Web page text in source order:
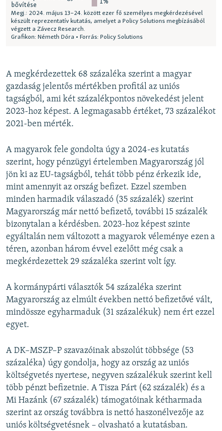
A megkérdezettek 68 százaléka szerint a magyar
gazdaság jelentős mértékben profitál az uniós
tagságból, ami két százalékpontos növekedést jelent
2023-hoz képest. A legmagasabb értéket, 73 százalékot
2021-ben mérték.
A magyarok fele gondolta úgy a 2024-es kutatás
szerint, hogy pénzügyi értelemben Magyarország jól
jön ki az EU-tagságból, tehát több pénz érkezik ide,
mint amennyit az ország befizet. Ezzel szemben
minden harmadik válaszadó (35 százalék) szerint
Magyarország már nettó befizető, további 15 százalék
bizonytalan a kérdésben. 2023-hoz képest szinte
egyáltalán nem változott a magyarok véleménye ezen a
téren, azonban három évvel ezelőtt még csak a
megkérdezettek 29 százaléka szerint volt így.
A kormánypárti választók 54 százaléka szerint
Magyarország az elmúlt években nettó befizetővé vált,
mindössze egyharmaduk (31 százalékuk) nem ért ezzel
egyet.
A DK–MSZP–P szavazóinak abszolút többsége (53
százaléka) úgy gondolja, hogy az ország az uniós
költségvetés nyertese, negyven százalékuk szerint kell
több pénzt befizetnie. A Tisza Párt (62 százalék) és a
Mi Hazánk (67 százalék) támogatóinak kétharmada
szerint az ország továbbra is nettó haszonélvezője az
uniós költségvetésnek – olvasható a kutatásban.